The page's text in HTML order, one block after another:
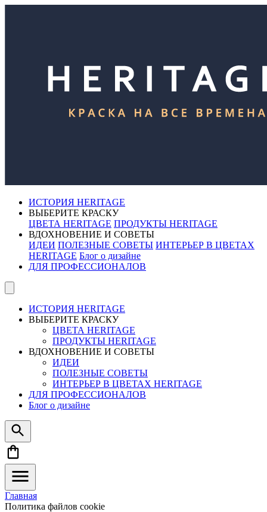
ИСТОРИЯ HERITAGE
ВЫБЕРИТЕ КРАСКУ
ЦВЕТА HERITAGE ПРОДУКТЫ HERITAGE
ВДОХНОВЕНИЕ И СОВЕТЫ
ИДЕИ ПОЛЕЗНЫЕ СОВЕТЫ ИНТЕРЬЕР В ЦВЕТАХ
HERITAGE Блог о дизайне
ДЛЯ ПРОФЕССИОНАЛОВ
ИСТОРИЯ HERITAGE
ВЫБЕРИТЕ КРАСКУ
ЦВЕТА HERITAGE
ПРОДУКТЫ HERITAGE
ВДОХНОВЕНИЕ И СОВЕТЫ
ИДЕИ
ПОЛЕЗНЫЕ СОВЕТЫ
ИНТЕРЬЕР В ЦВЕТАХ HERITAGE
ДЛЯ ПРОФЕССИОНАЛОВ
Блог о дизайне
Главная
Политика файлов cookie